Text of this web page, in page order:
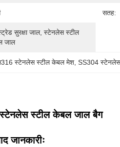
सतह:
सुरक्षा जाल, स्टेनलेस स्टील
जाल
स्टेनलेस स्टील केबल मेश , SS304 स्टेनलेस
स्टील केबल जाल बैग
जानकारीः